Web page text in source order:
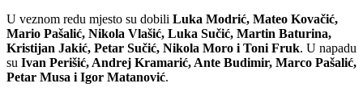
U veznom redu mjesto su dobili Luka Modrić, Mateo Kovačić,
Mario Pašalić, Nikola Vlašić, Luka Sučić, Martin Baturina,
Kristijan Jakić, Petar Sučić, Nikola Moro i Toni Fruk. U napadu
su Ivan Perišić, Andrej Kramarić, Ante Budimir, Marco Pašalić,
Petar Musa i Igor Matanović.